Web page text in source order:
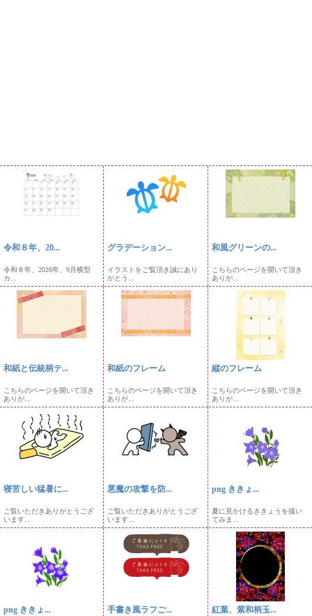
令和８年、20...
令和８年、2026年、9月横型
カ...
グラデーション...
イラストをご覧頂き誠にあり
がとう...
和風グリーンの...
こちらのページを開いて頂き
ありが...
和紙と伝統柄テ...
こちらのページを開いて頂き
ありが...
和紙のフレーム
こちらのページを開いて頂き
ありが...
縦のフレーム
こちらのページを開いて頂き
ありが...
寝苦しい猛暑に...
ご覧いただきありがとうござ
います...
悪魔の攻撃を防...
ご覧いただきありがとうござ
います...
png ききょ...
夏に見かけるききょうを描い
てみま...
png ききょ... 手書き風ラフご... 紅葉、紫和柄玉...